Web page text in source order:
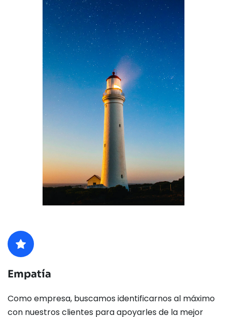
Empatía
Como empresa, buscamos identificarnos al máximo
con nuestros clientes para apoyarles de la mejor